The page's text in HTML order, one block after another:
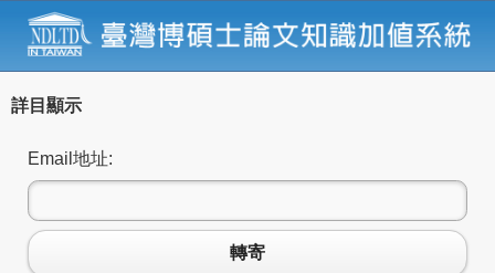
詳目顯示
Email地址:
轉寄